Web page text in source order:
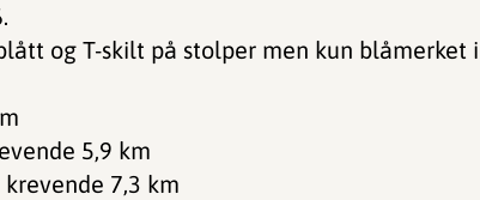
og T-skilt på stolper men kun blåmerket i
5,9 km
7,3 km